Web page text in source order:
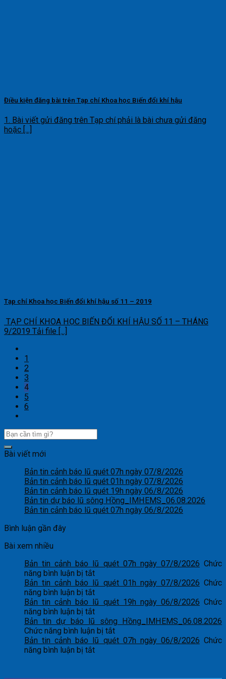
Điều kiện đăng bài trên Tạp chí Khoa học Biến đổi khí hậu
1. Bài viết gửi đăng trên Tạp chí phải là bài chưa gửi đăng
hoặc [...]
Tạp chí Khoa học Biến đổi khí hậu số 11 – 2019
TẠP CHÍ KHOA HỌC BIẾN ĐỔI KHÍ HẬU SỐ 11 – THÁNG
9/2019 Tải file [...]
1
2
3
4
5
6
Bài viết mới
Bản tin cảnh báo lũ quét 07h ngày 07/8/2026
Bản tin cảnh báo lũ quét 01h ngày 07/8/2026
Bản tin cảnh báo lũ quét 19h ngày 06/8/2026
Bản tin dự báo lũ sông Hồng_IMHEMS_06.08.2026
Bản tin cảnh báo lũ quét 07h ngày 06/8/2026
Bình luận gần đây
Bài xem nhiều
Bản tin cảnh báo lũ quét 07h ngày 07/8/2026 Chức
năng bình luận bị tắtở
Bản
tin
cảnh
báo
lũ
quét
07h
ngày
Bản tin cảnh báo lũ quét 01h ngày 07/8/2026 Chức
năng bình luận bị tắtở
Bản
tin
cảnh
báo
lũ
quét
Bản tin cảnh báo lũ quét 19h ngày 06/8/2026 Chức
năng bình luận bị tắtở
Bản
tin
cảnh
báo
Bản tin dự báo lũ sông Hồng_IMHEMS_06.08.2026
Chức năng bình luận bị tắtở
Bản
Bản tin cảnh báo lũ quét 07h ngày 06/8/2026 Chức
năng bình luận bị tắtở